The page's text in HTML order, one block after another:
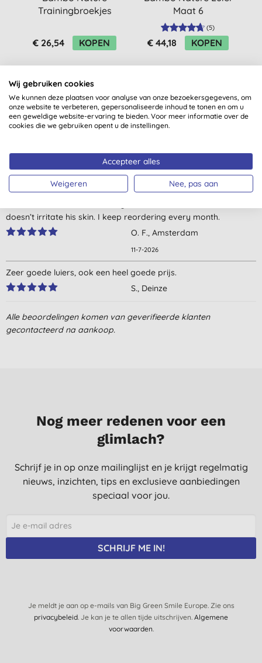
Trainingbroekjes
Voordeelverpakking
(57 stuks)
€ 26,54 KOPEN
Maat 6
Voordeelverpakking
(120 stuks)
(5)
€ 44,18 KOPEN
van 5 ( 7 beoordelingen
Yes! The best diapers for my toddler. I tried many eco and non-
doesn’t irritate his skin. I keep reordering every month.
O. F., Amsterdam
11-7-2026
Zeer goede luiers, ook een heel goede prijs.
S., Deinze
Geweldige luiers voor kindjes met een gevoelige huid.
25-6-2024
O., Brunssum
11-6-2024
26-5-2024
Alle beoordelingen komen van geverifieerde klanten
gecontacteerd na aankoop.
Nog meer redenen voor een
glimlach?
Schrijf je in op onze mailinglijst en je krijgt regelmatig
nieuws, inzichten, tips en exclusieve aanbiedingen
speciaal voor jou.
SCHRIJF ME IN!
Je meldt je aan op e-mails van Big Green Smile Europe. Zie ons
privacybeleid. Je kan je te allen tijde uitschrijven. Algemene
voorwaarden.
Wij gebruiken cookies
We kunnen deze plaatsen voor analyse van onze bezoekersgegevens, om
onze website te verbeteren, gepersonaliseerde inhoud te tonen en om u
een geweldige website-ervaring te bieden. Voor meer informatie over de
cookies die we gebruiken opent u de instellingen.
Accepteer alles
Weigeren Nee, pas aan